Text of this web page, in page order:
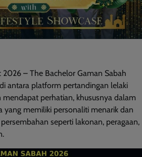
2026 – The Bachelor Gaman Sabah
antara platform pertandingan lelaki
mendapat perhatian, khususnya dalam
yang memiliki personaliti menarik dan
seperti lakonan, peragaan,